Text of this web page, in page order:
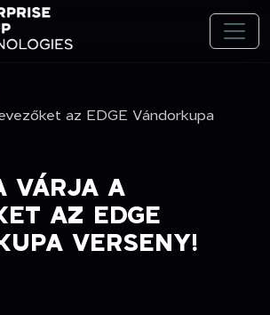
az EDGE Vándorkupa
VÁRJA A
AZ EDGE
VERSENY!